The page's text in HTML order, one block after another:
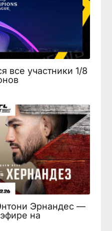
все участники 1/8
Эрнандес —
на